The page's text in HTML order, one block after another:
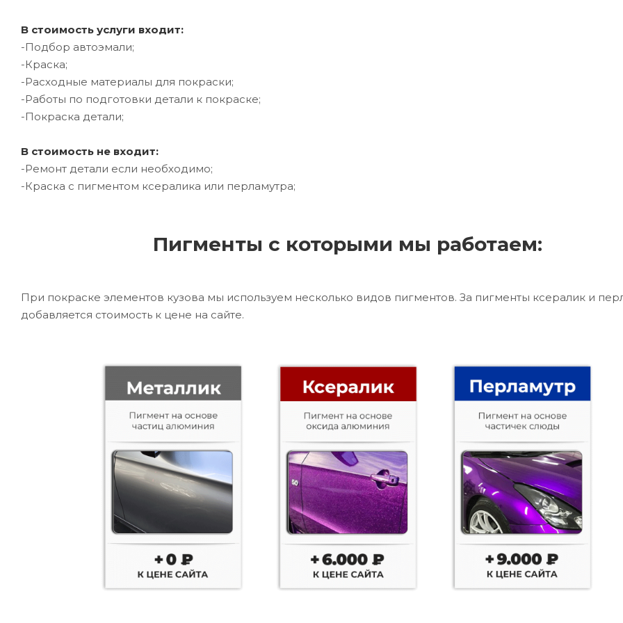
В стоимость услуги входит:
-Подбор автоэмали;
-Краска;
-Расходные материалы для покраски;
-Работы по подготовки детали к покраске;
-Покраска детали;
В стоимость не входит:
-Ремонт детали если необходимо;
-Краска с пигментом ксералика или перламутра;
Пигменты с которыми мы работаем:
При покраске элементов кузова мы используем несколько видов пигментов. За пигменты ксералик и
добавляется стоимость к цене на сайте.